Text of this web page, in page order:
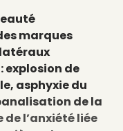
marques
explosion de
asphyxie du
de la
l’anxiété liée